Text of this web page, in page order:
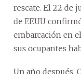
rescate. El 22 de
de EEUU
embarcación en
sus ocupantes
Un año después,